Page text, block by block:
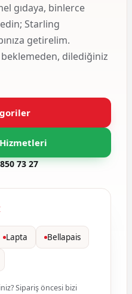
gıdaya, binlerce
Starling
getirelim.
dilediğiniz
73 27
Lapta Bellapais
Sipariş öncesi bizi